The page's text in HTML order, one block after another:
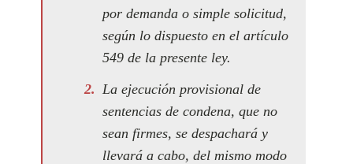
por demanda o simple solicitud,
según lo dispuesto en el artículo
549 de la presente ley.
La ejecución provisional de
sentencias de condena, que no
sean firmes, se despachará y
llevará a cabo, del mismo modo